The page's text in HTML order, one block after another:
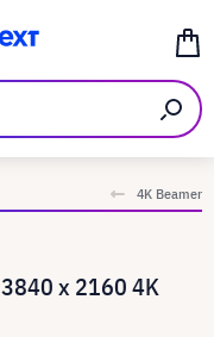
4K Beamer
x 2160 4K